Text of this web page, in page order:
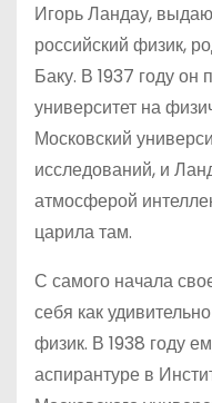
Игорь Ландау,
российский физик,
Баку. В 1937 году он
университет на
Московский
исследований, и
атмосферой
царила там.
С самого начала
себя как
физик. В 1938 году
аспирантуре в